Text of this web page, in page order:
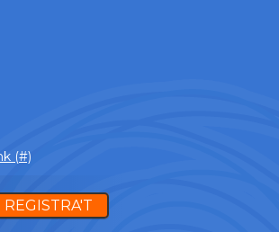
(#)
REGISTRA'T